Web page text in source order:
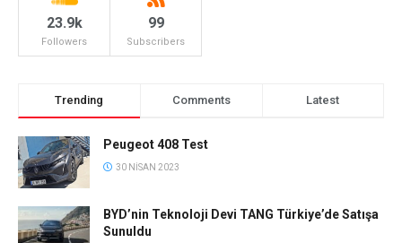
23.9k
Followers
99
Subscribers
Trending Comments Latest
Peugeot 408 Test
30 NISAN 2023
BYD’nin Teknoloji Devi TANG Türkiye’de Satışa
Sunuldu